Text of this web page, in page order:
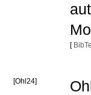
[
[Ohl24]